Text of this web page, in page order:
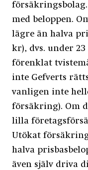
med beloppen.
lägre än halva
kr), dvs. under
förenklat
inte Gefverts
vanligen inte
försäkring). Om
lilla
Utökat
halva
även själv driva